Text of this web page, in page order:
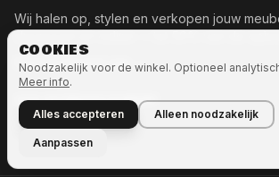
Wij halen op, stylen en verkopen jouw
Meld je meubel aan →
OOK INTERESSE IN MEER?
Naar Ozze.Shop →
COOKIES
Noodzakelijk voor de winkel. Optioneel
Meer info.
Alles accepteren Alleen noodzakelijk
Aanpassen